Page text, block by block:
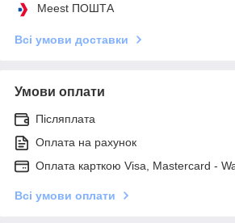
Meest ПОШТА
Всі умови доставки
Умови оплати
Післяплата
Оплата на рахунок
Оплата карткою Visa, Mastercard -
Всі умови оплати